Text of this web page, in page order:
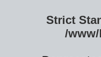
Strict
/